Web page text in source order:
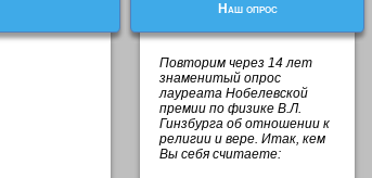
Наш опрос
Повторим через 14 лет
знаменитый опрос
лауреата Нобелевской
премии по физике В.Л.
Гинзбурга об отношении к
религии и вере. Итак, кем
Вы себя считаете: